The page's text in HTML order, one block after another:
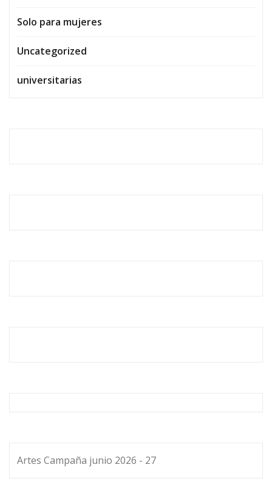
Solo para mujeres
Uncategorized
universitarias
Artes Campaña junio 2026 - 27